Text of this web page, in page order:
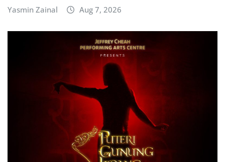
Yasmin Zainal Aug 7, 2026